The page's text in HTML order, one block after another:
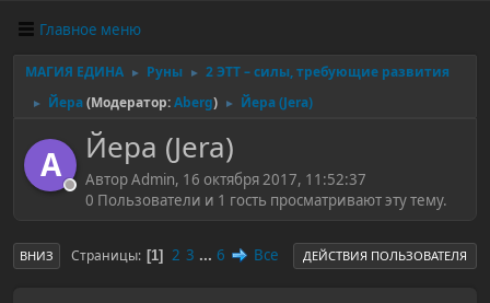
Главное меню
МАГИЯ ЕДИНА ► Руны ► 2 ЭТТ – силы, требующие развития
► Йера(Модератор:Aberg) ► Йера (Jera)
A Йера (Jera)
Автор Admin, 16 октября 2017, 11:52:37
0 Пользователи и 1 гость просматривают эту тему.
ВНИЗ Страницы 1 2 3 ... 6 Все ДЕЙСТВИЯ ПОЛЬЗОВАТЕЛЯ